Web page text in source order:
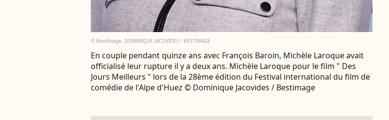
© BestImage, DOMINIQUE JACOVIDES / BESTIMAGE
En couple pendant quinze ans avec François Baroin, Michèle Laroque avait
officialisé leur rupture il y a deux ans. Michèle Laroque pour le film " Des
Jours Meilleurs " lors de la 28ème édition du Festival international du film de
comédie de l'Alpe d'Huez © Dominique Jacovides / Bestimage